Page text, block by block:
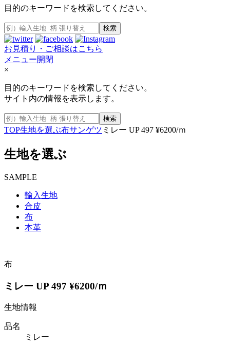
目的のキーワードを検索してください。
検索
お見積り・ご相談はこちら
メニュー開閉
×
目的のキーワードを検索してください。
サイト内の情報を表示します。
検索
TOP生地を選ぶ布サンゲツ ミレー UP 497 ¥6200/ｍ
生地を選ぶ
SAMPLE
輸入生地
合皮
布
本革
布
ミレー UP 497 ¥6200/ｍ
生地情報
品名
ミレー